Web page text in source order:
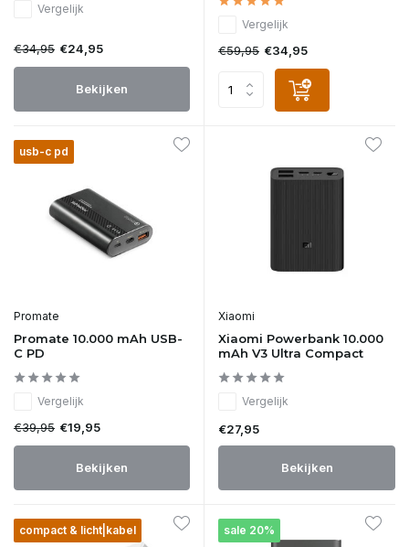
Vergelijk
€34,95 €24,95
Bekijken
Vergelijk
€59,95 €34,95
usb-c pd
Promate
Promate 10.000 mAh USB-
C PD
Vergelijk
€39,95 €19,95
Bekijken
Xiaomi
Xiaomi Powerbank 10.000
mAh V3 Ultra Compact
Vergelijk
€27,95
Bekijken
compact & licht|kabel sale 20%